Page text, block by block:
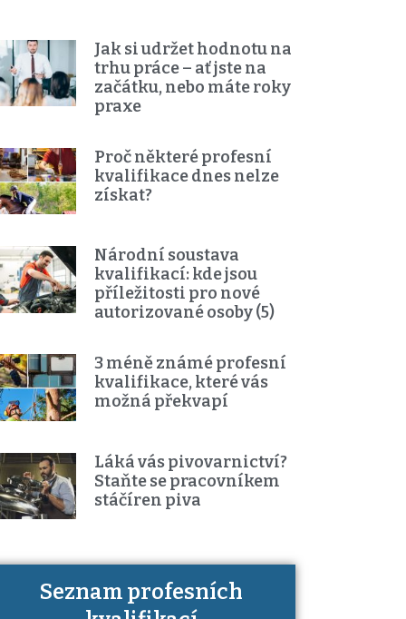
Jak si udržet hodnotu na
trhu práce – ať jste na
začátku, nebo máte roky
praxe
Proč některé profesní
kvalifikace dnes nelze
získat?
Národní soustava
kvalifikací: kde jsou
příležitosti pro nové
autorizované osoby (5)
3 méně známé profesní
kvalifikace, které vás
možná překvapí
Láká vás pivovarnictví?
Staňte se pracovníkem
stáčíren piva
Seznam profesních
Víte, jaké dovednosti musíte pro